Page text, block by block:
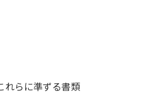
れらに準ずる書類